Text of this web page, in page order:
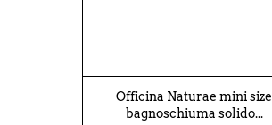
Officina Naturae mini size
bagnoschiuma solido...